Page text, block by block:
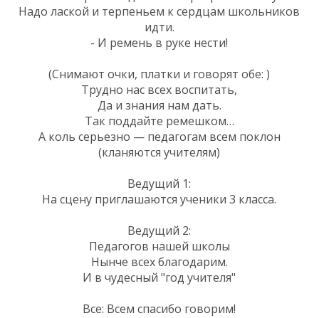
Надо лаской и терпеньем к сердцам школьников
идти.
- И ремень в руке нести!
(Снимают очки, платки и говорят обе: )
Трудно нас всех воспитать,
Да и знания нам дать.
Так поддайте ремешком…
А коль серьезно — педагогам всем поклон
(кланяются учителям)
Ведущий 1:
На сцену приглашаются ученики 3 класса.
Ведущий 2:
Педагогов нашей школы
Нынче всех благодарим.
И в чудесный "год учителя"
Все: Всем спасибо говорим!